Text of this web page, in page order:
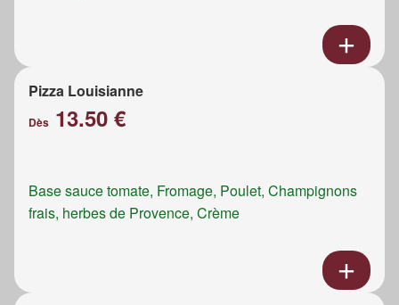
Pizza Louisianne
Dès 13.50 €
Base sauce tomate, Fromage, Poulet, Champignons
frais, herbes de Provence, Crème